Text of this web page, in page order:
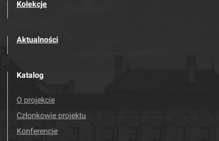
Kolekcje
Aktualności
Katalog
O projekcie
Członkowie projektu
Konferencje